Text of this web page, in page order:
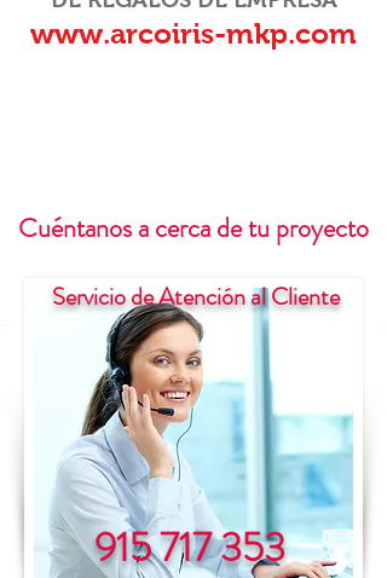
www.arcoiris-mkp.com
Cuéntanos a cerca de tu proyecto
915 717 353
Servicio de Atención al Cliente